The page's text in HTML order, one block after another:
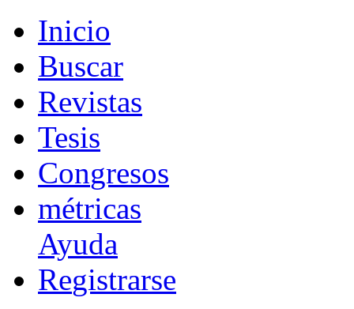
Inicio
Buscar
Revistas
Tesis
Congresos
métricas
Ayuda
Registrarse